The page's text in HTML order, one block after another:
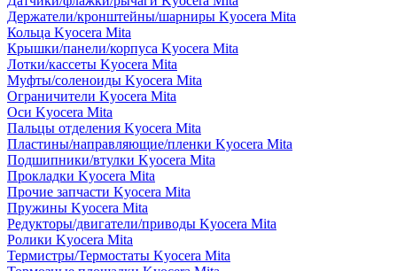
Держатели/кронштейны/шарниры Kyocera Mita
Кольца Kyocera Mita
Крышки/панели/корпуса Kyocera Mita
Лотки/кассеты Kyocera Mita
Муфты/соленоиды Kyocera Mita
Ограничители Kyocera Mita
Оси Kyocera Mita
Пальцы отделения Kyocera Mita
Пластины/направляющие/пленки Kyocera Mita
Подшипники/втулки Kyocera Mita
Прокладки Kyocera Mita
Прочие запчасти Kyocera Mita
Пружины Kyocera Mita
Редукторы/двигатели/приводы Kyocera Mita
Ролики Kyocera Mita
Термистры/Термостаты Kyocera Mita